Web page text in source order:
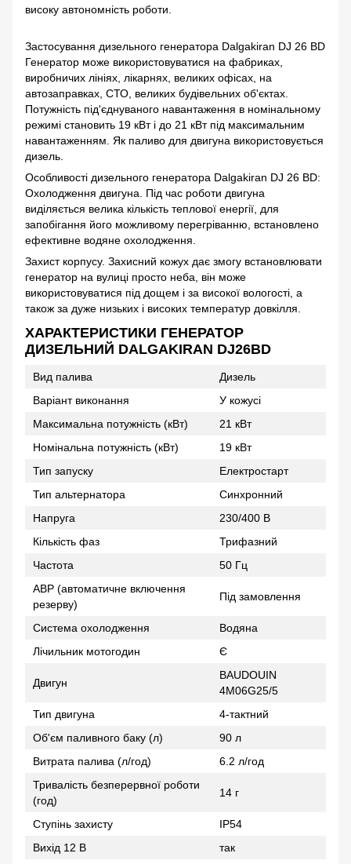
високу автономність роботи.
Застосування дизельного генератора Dalgakiran DJ 26 BD
Генератор може використовуватися на фабриках,
виробничих лініях, лікарнях, великих офісах, на
автозаправках, СТО, великих будівельних об'єктах.
Потужність під'єднуваного навантаження в номінальному
режимі становить 19 кВт і до 21 кВт під максимальним
навантаженням. Як паливо для двигуна використовується
дизель.
Особливості дизельного генератора Dalgakiran DJ 26 BD:
Охолодження двигуна. Під час роботи двигуна
виділяється велика кількість теплової енергії, для
запобігання його можливому перегріванню, встановлено
ефективне водяне охолодження.
Захист корпусу. Захисний кожух дає змогу встановлювати
генератор на вулиці просто неба, він може
використовуватися під дощем і за високої вологості, а
також за дуже низьких і високих температур довкілля.
ХАРАКТЕРИСТИКИ ГЕНЕРАТОР
ДИЗЕЛЬНИЙ DALGAKIRAN DJ26BD
Вид палива
Дизель
Варіант виконання
У кожусі
Максимальна потужність (кВт)
21 кВт
Номінальна потужність (кВт)
19 кВт
Тип запуску
Електростарт
Тип альтернатора
Синхронний
Напруга
230/400 В
Кількість фаз
Трифазний
Частота
50 Гц
АВР (автоматичне включення
резерву)
Під замовлення
Система охолодження
Водяна
Лічильник мотогодин
Є
Двигун
BAUDOUIN
4M06G25/5
Тип двигуна
4-тактний
Об'єм паливного баку (л)
90 л
Витрата палива (л/год)
6.2 л/год
Тривалість безперервної роботи
(год)
14 г
Ступінь захисту
IP54
Вихід 12 В
так